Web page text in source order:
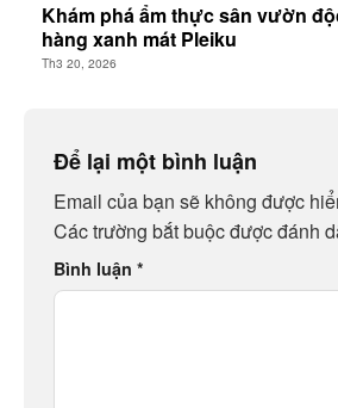
Khám phá ẩm thực sân vườn
hàng xanh mát Pleiku
Th3 20, 2026
Để lại một bình luận
Email của bạn sẽ không được
Các trường bắt buộc được đánh
Bình luận *